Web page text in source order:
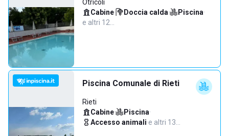
Otricoli
Cabine· Doccia calda· Piscina·
e altri 12…
Piscina Comunale di Rieti
Rieti
Cabine· Piscina·
Accesso animali·e altri 13…